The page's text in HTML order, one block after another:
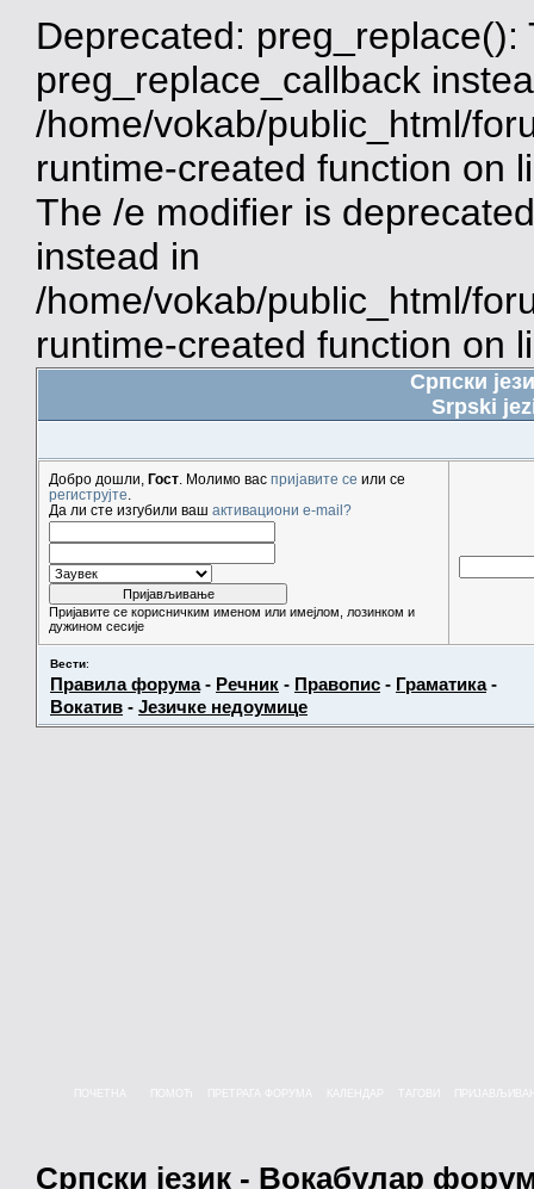
Deprecated:
preg_replace_callback
/home/vokab/public_html/
runtime-created function on
The /e modifier is
instead in
/home/vokab/public_html/
runtime-created function on
Српски
Srpski
Добро дошли, Гост . Молимо вас пријавите се или се
региструјте
Да ли сте изгубили ваш активациони e-mail?
Пријавите се корисничким именом или имејлом, лозинком и
дужином сесије
Вести:
Правила форума- Речник - Правопис - Граматика-
Вокатив - Језичке недоумице
КАЛЕНДАР
Српски језик - Вокабулар